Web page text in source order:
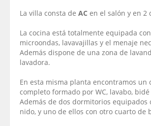
La villa consta de AC en el salón y en 2
La cocina está totalmente equipada
microondas, lavavajillas y el menaje
Además dispone de una zona de
lavadora.
En esta misma planta encontramos un
completo formado por WC, lavabo,
Además de dos dormitorios equipados
nido, y uno de ellos con otro cuarto de